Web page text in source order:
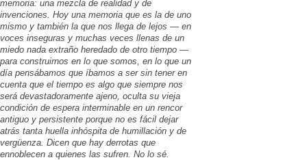
memoria: una mezcla de realidad y de
invenciones. Hoy una memoria que es la de uno
mismo y también la que nos llega de lejos — en
voces inseguras y muchas veces llenas de un
miedo nada extraño heredado de otro tiempo —
para construirnos en lo que somos, en lo que un
día pensábamos que íbamos a ser sin tener en
cuenta que el tiempo es algo que siempre nos
será devastadoramente ajeno, oculta su vieja
condición de espera interminable en un rencor
antiguo y persistente porque no es fácil dejar
atrás tanta huella inhóspita de humillación y de
vergüenza. Dicen que hay derrotas que
ennoblecen a quienes las sufren. No lo sé.